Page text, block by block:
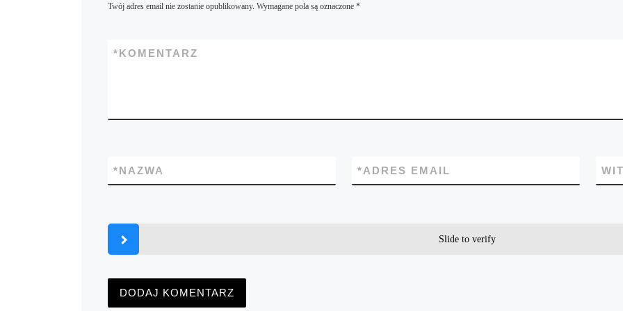
Twój adres email nie zostanie opublikowany. Wymagane pola są oznaczone *
KOMENTARZ
*
NAZWA
* ADRES EMAIL
*
Slide to verify